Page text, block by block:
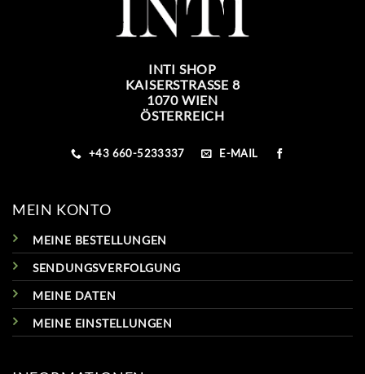
INTI SHOP
KAISERSTRASSE 8
1070 WIEN
ÖSTERREICH
+43 660-5233337 E-MAIL
MEIN KONTO
MEINE BESTELLUNGEN
SENDUNGSVERFOLGUNG
MEINE DATEN
MEINE EINSTELLUNGEN